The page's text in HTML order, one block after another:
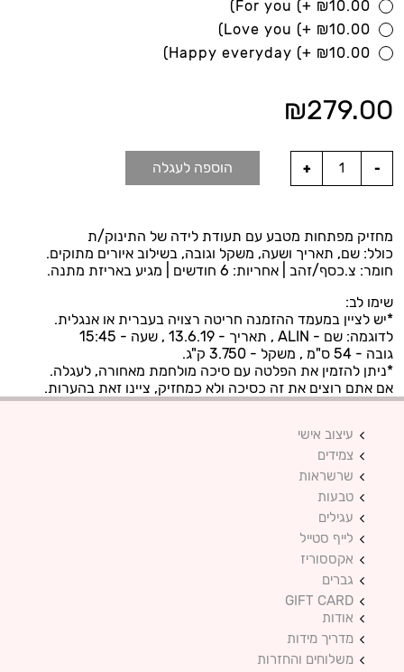
For you (+ ₪10.00)
Love you (+ ₪10.00)
Happy everyday (+ ₪10.00)
₪279.00
הוספה לעגלה
מחזיק מפתחות מטבע עם תעודת לידה של התינוק/ת
כולל: שם, תאריך ושעה, משקל וגובה, בשילוב איורים מתוקים.
חומר: צ.כסף/זהב | אחריות: 6 חודשים | מגיע באריזת מתנה.
שימו לב:
*יש לציין במעמד ההזמנה חריטה רצויה בעברית או אנגלית.
לדוגמה: שם - ALIN , תאריך - 13.6.19 , שעה - 15:45
גובה - 54 ס"מ , משקל - 3.750 ק"ג.
*ניתן להזמין את הפלטה עם סיכה מולחמת מאחורה, לעגלה.
אם אתם רוצים את זה כסיכה ולא כמחזיק, ציינו זאת בהערות.
עיצוב אישי
צמידים
שרשראות
טבעות
עגילים
לייף סטייל
אקססוריז
גברים
GIFT CARD
אודות
מדריך מידות
משלוחים והחזרות